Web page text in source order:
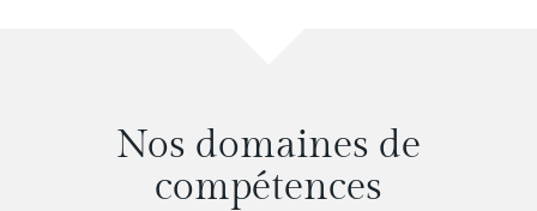
Nos domaines de
compétences